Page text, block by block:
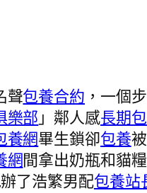
聲包養合約 ，一個
樂部 」鄰人感長期
養網畢生鎖卻包養
網間拿出奶瓶和貓
了浩繁男配包養站